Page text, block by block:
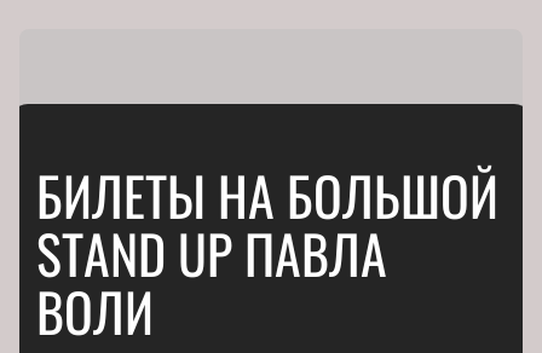
БИЛЕТЫ НА БОЛЬШОЙ
STAND UP ПАВЛА
ВОЛИ